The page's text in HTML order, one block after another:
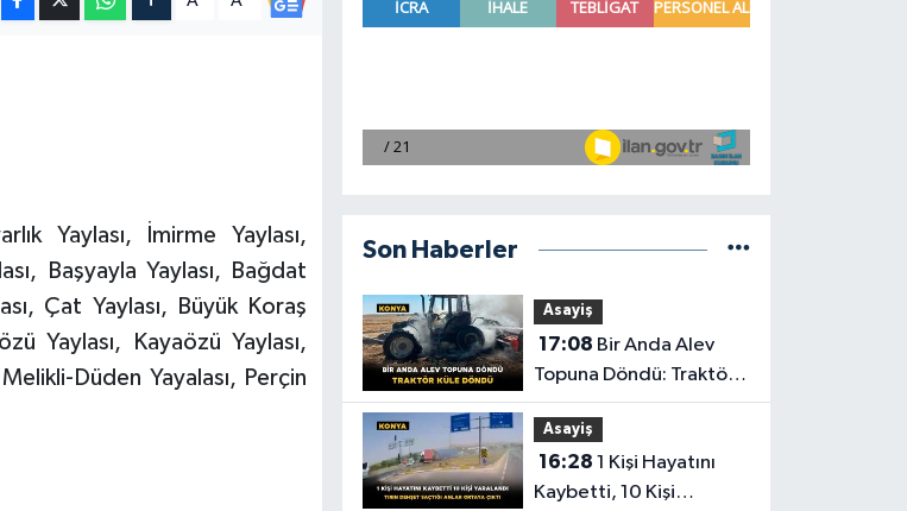
Yaylası, İmirme Yaylası,
Başyayla Yaylası, Bağdat
Çat Yaylası, Büyük Koraş
Yaylası, Kayaözü Yaylası,
Melikli-Düden Yayalası, Perçin
Son Haberler
Asayiş
17:08
Topuna Döndü: Traktör
Küle Döndü
Asayiş
16:28
Kaybetti, 10 Kişi